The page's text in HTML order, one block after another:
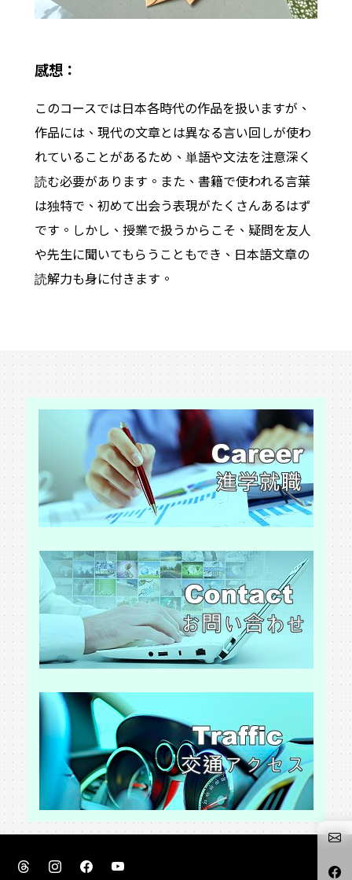
感想：
このコースでは日本各時代の作品を扱いますが、
作品には、現代の文章とは異なる言い回しが使わ
れていることがあるため、単語や文法を注意深く
読む必要があります。また、書籍で使われる言葉
は独特で、初めて出会う表現がたくさんあるはず
です。しかし、授業で扱うからこそ、疑問を友人
や先生に聞いてもらうこともでき、日本語文章の
読解力も身に付きます。